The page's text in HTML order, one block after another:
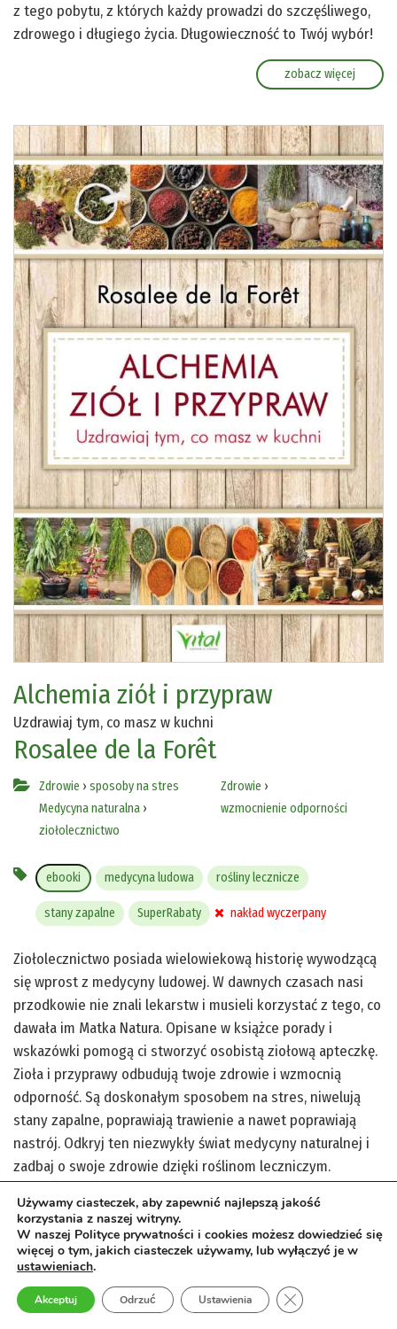
z tego pobytu, z których każdy prowadzi do szczęśliwego,
zdrowego i długiego życia. Długowieczność to Twój wybór!
zobacz więcej
Alchemia ziół i przypraw
Uzdrawiaj tym, co masz w kuchni
Rosalee de la Forêt
Zdrowie › sposoby na stres
Medycyna naturalna ›
ziołolecznictwo
Zdrowie ›
wzmocnienie odporności
ebooki medycyna ludowa rośliny lecznicze
stany zapalne SuperRabaty nakład wyczerpany
Ziołolecznictwo posiada wielowiekową historię wywodzącą
się wprost z medycyny ludowej. W dawnych czasach nasi
przodkowie nie znali lekarstw i musieli korzystać z tego, co
dawała im Matka Natura. Opisane w książce porady i
wskazówki pomogą ci stworzyć osobistą ziołową apteczkę.
Zioła i przyprawy odbudują twoje zdrowie i wzmocnią
odporność. Są doskonałym sposobem na stres, niwelują
stany zapalne, poprawiają trawienie a nawet poprawiają
nastrój. Odkryj ten niezwykły świat medycyny naturalnej i
zadbaj o swoje zdrowie dzięki roślinom leczniczym.
zobacz więcej
Używamy ciasteczek, aby zapewnić najlepszą jakość
korzystania z naszej witryny.
W naszej Polityce prywatności i cookies możesz dowiedzieć się
więcej o tym, jakich ciasteczek używamy, lub wyłączyć je w
ustawieniach.
Akceptuj Odrzuć Ustawienia Zamknij panel